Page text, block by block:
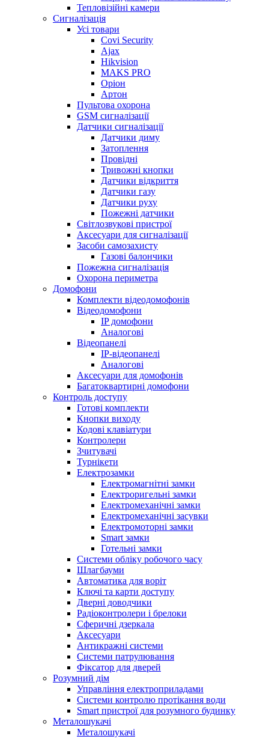
Тепловізійні камери
Cигналізація
Усі товари
Covi Security
Ajax
Hikvision
MAKS PRO
Оріон
Артон
Пультова охорона
GSM сигналізації
Датчики сигналізації
Датчики диму
Затоплення
Провідні
Тривожні кнопки
Датчики відкриття
Датчики газу
Датчики руху
Пожежні датчики
Світлозвукові пристрої
Аксесуари для сигналізації
Засоби самозахисту
Газові балончики
Пожежна сигналізація
Охорона периметра
Домофони
Комплекти відеодомофонів
Відеодомофони
IP домофони
Аналогові
Відеопанелі
IP-відеопанелі
Аналогові
Аксесуари для домофонів
Багатоквартирні домофони
Контроль доступу
Готові комплекти
Кнопки виходу
Кодові клавіатури
Контролери
Зчитувачі
Турнікети
Електрозамки
Електромагнітні замки
Електроригельні замки
Електромеханічні замки
Електромеханічні засувки
Електромоторні замки
Smart замки
Готельні замки
Системи обліку робочого часу
Шлагбауми
Автоматика для воріт
Ключі та карти доступу
Дверні доводчики
Радіоконтролери і брелоки
Сферичні дзеркала
Аксесуари
Антикражні системи
Системи патрулювання
Фіксатор для дверей
Розумний дім
Управління електроприладами
Системи контролю протікання води
Smart пристрої для розумного будинку
Металошукачі
Металошукачі